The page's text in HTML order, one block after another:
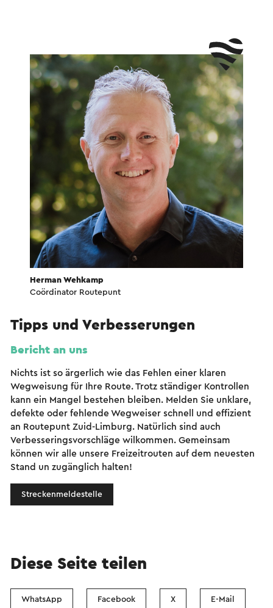
Herman Wehkamp
Coördinator Routepunt
Tipps und Verbesserungen
Bericht an uns
Nichts ist so ärgerlich wie das Fehlen einer klaren
Wegweisung für Ihre Route. Trotz ständiger Kontrollen
kann ein Mangel bestehen bleiben. Melden Sie unklare,
defekte oder fehlende Wegweiser schnell und effizient
an Routepunt Zuid-Limburg. Natürlich sind auch
Verbesseringsvorschläge wilkommen. Gemeinsam
können wir alle unsere Freizeitrouten auf dem neuesten
Stand un zugänglich halten!
Streckenmeldestelle
Diese Seite teilen
WhatsApp Facebook X E-Mail